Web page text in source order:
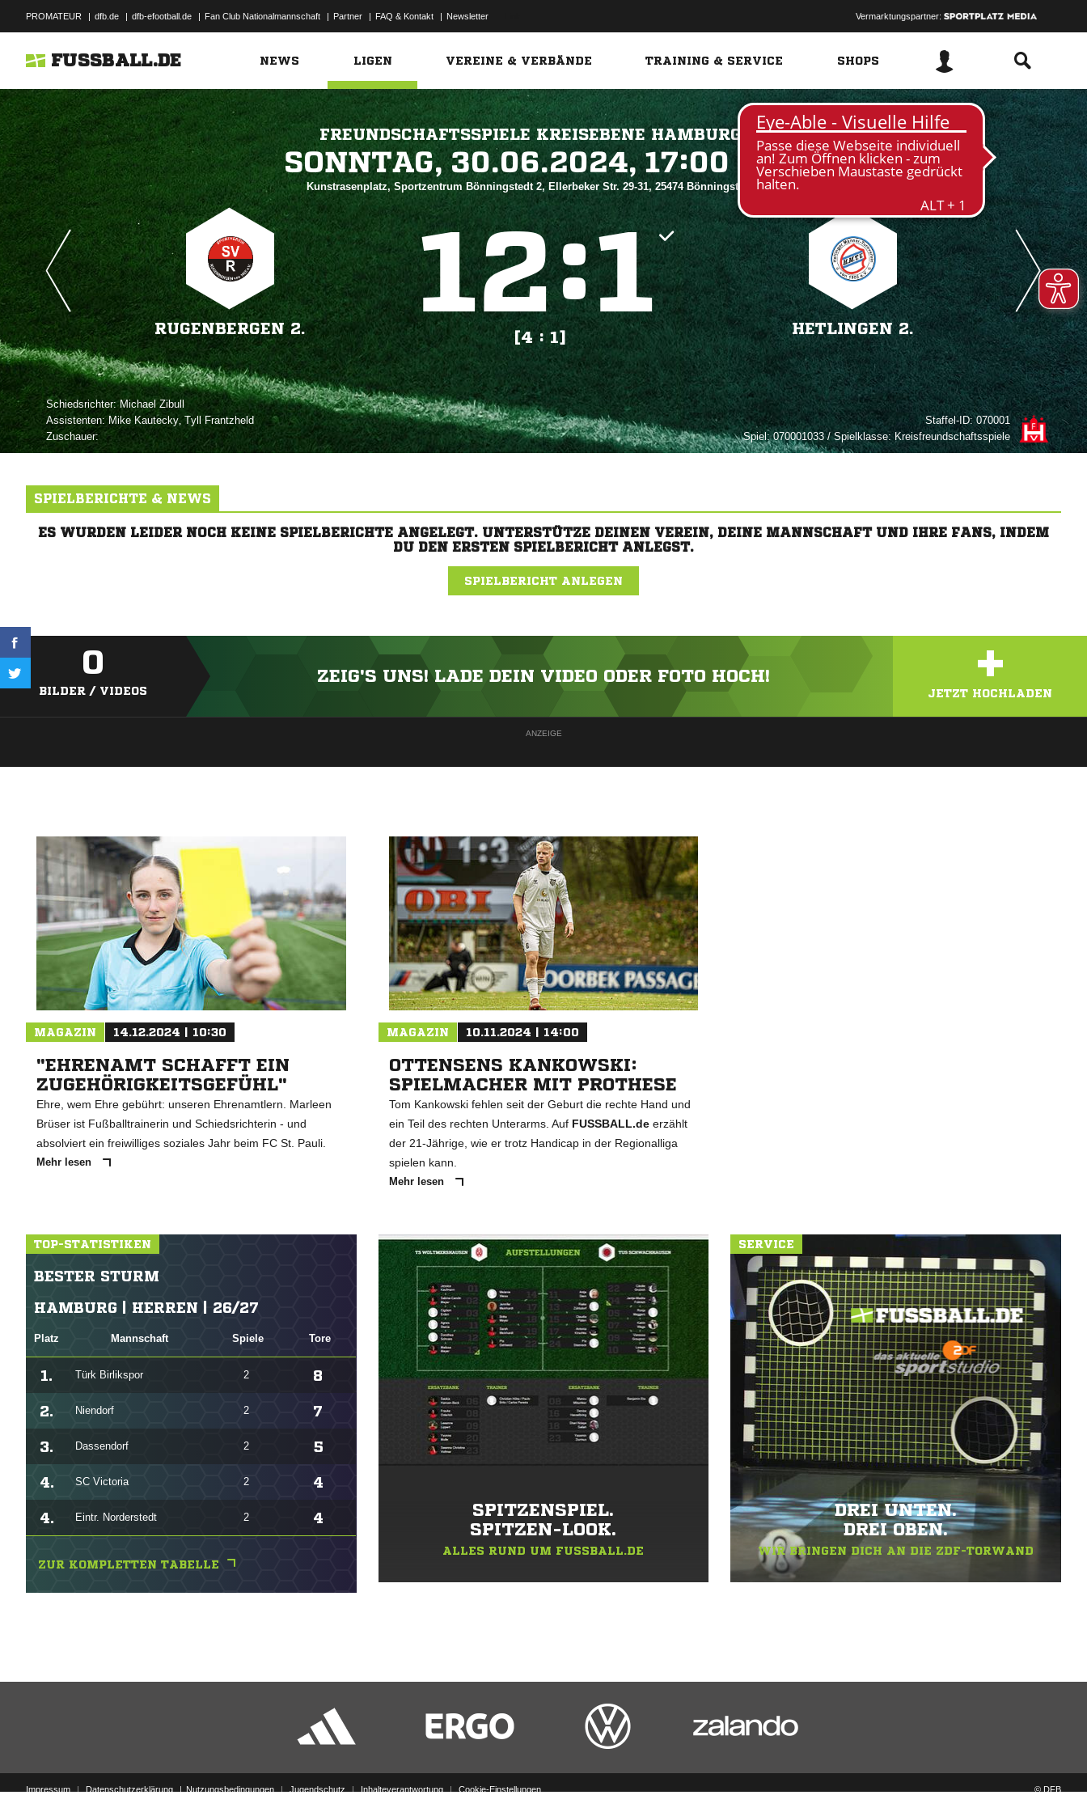
PROMATEUR | dfb.de | dfb-efootball.de | Fan Club Nationalmannschaft | Partner | FAQ & Kontakt | Newsletter Vermarktungspartner:
FUSSBALL.DE NEWS LIGEN VEREINE & VERBÄNDE TRAINING & SERVICE SHOPS
FREUNDSCHAFTSSPIELE KREISEBENE HAMBURG
   
Kunstrasenplatz, Sportzentrum Bönningstedt 2, Ellerbeker Str. 29-31, 25474 Bönningstedt
RUGENBERGEN 2.
:
[4 : 1]
HETLINGEN 2.
Schiedsrichter: 
Assistenten: ,  
Zuschauer:
Staffel-ID:070001
Spiel:070001033 / Spielklasse: Kreisfreundschaftsspiele
SPIELBERICHTE & NEWS
ES WURDEN LEIDER NOCH KEINE SPIELBERICHTE ANGELEGT. UNTERSTÜTZE DEINEN VEREIN, DEINE MANNSCHAFT UND IHRE FANS, INDEM
DU DEN ERSTEN SPIELBERICHT ANLEGST.
SPIELBERICHT ANLEGEN
0
BILDER / VIDEOS
ZEIG'S UNS! LADE DEIN VIDEO ODER FOTO HOCH! +
JETZT HOCHLADEN
ANZEIGE
MAGAZIN 14.12.2024 | 10:30
"EHRENAMT SCHAFFT EIN
ZUGEHÖRIGKEITSGEFÜHL"
Ehre, wem Ehre gebührt: unseren Ehrenamtlern. Marleen
Brüser ist Fußballtrainerin und Schiedsrichterin - und
absolviert ein freiwilliges soziales Jahr beim FC St. Pauli.
Mehr lesen
MAGAZIN 10.11.2024 | 14:00
OTTENSENS KANKOWSKI:
SPIELMACHER MIT PROTHESE
Tom Kankowski fehlen seit der Geburt die rechte Hand und
ein Teil des rechten Unterarms. Auf FUSSBALL.deerzählt
der 21-Jährige, wie er trotz Handicap in der Regionalliga
spielen kann.
Mehr lesen
TOP-STATISTIKEN
BESTER STURM
HAMBURG | HERREN | 26/27
Platz Mannschaft Spiele Tore
1. Türk Birlikspor 2 8
2. Niendorf 2 7
3. Dassendorf 2 5
4. SC Victoria 2 4
4. Eintr. Norderstedt 2 4
ZUR KOMPLETTEN TABELLE
SPITZENSPIEL.
SPITZEN-LOOK.
ALLES RUND UM FUSSBALL.DE
SERVICE
DREI UNTEN.
DREI OBEN.
WIR BRINGEN DICH AN DIE ZDF-TORWAND
Impressum | Datenschutzerklärung Nutzungsbedingungen | Jugendschutz | Inhalteverantwortung | Cookie-Einstellungen © DFB